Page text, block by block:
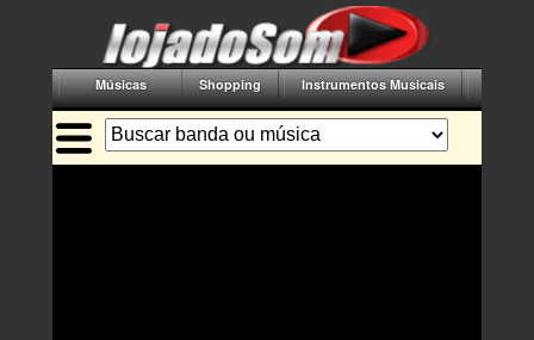
Músicas Shopping Instrumentos Musicais